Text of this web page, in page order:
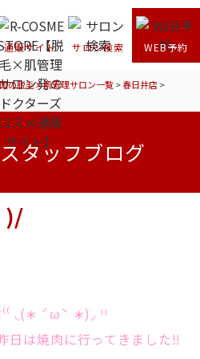
通販サイト サロン検索 WEB予約
の脱毛×肌管理サロン一覧>春日井店>
タッフブログ
)/
◟(∗ ˊωˋ ∗)◞ ⁾⁾
日は焼肉に行ってきました‼︎